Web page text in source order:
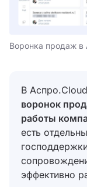
Воронка продаж в
В
воронок
работы
есть
эффективно